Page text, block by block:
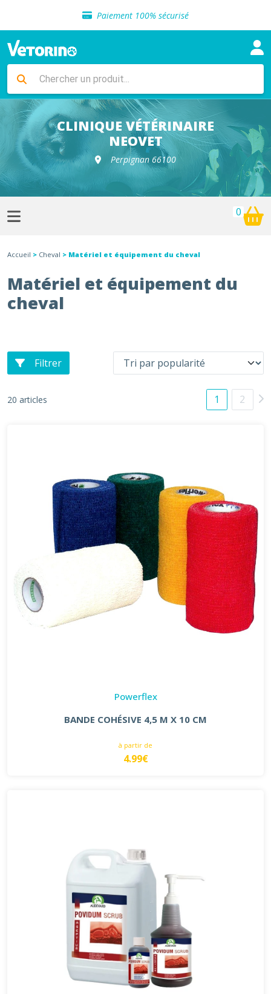
Paiement 100% sécurisé
Livraison gratuite en clinique vétérinaire
Sélection de croquettes vétérinaire
Livraison gratuite en clinique vétérinaire
Retour gratuit en clinique
Sélection de croquettes vétérinaire
CLINIQUE VÉTÉRINAIRE
NEOVET
Perpignan 66100
0
Accueil > Cheval > Matériel et équipement du cheval
Matériel et équipement du
cheval
Filtrer
20 articles 1 2
Powerflex
BANDE COHÉSIVE 4,5 M X 10 CM
à partir de
4.99€